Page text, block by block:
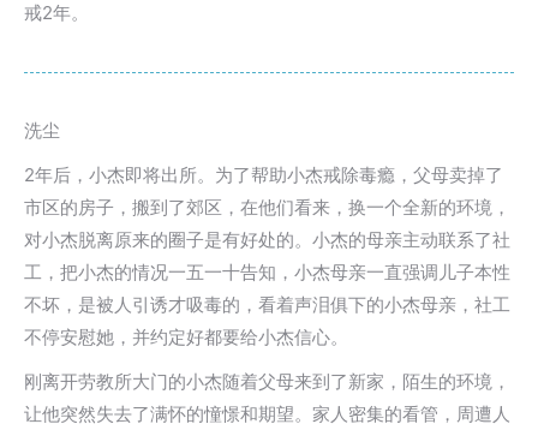
戒2年。
洗尘
2年后，小杰即将出所。为了帮助小杰戒除毒瘾，父母卖掉了
市区的房子，搬到了郊区，在他们看来，换一个全新的环境，
对小杰脱离原来的圈子是有好处的。小杰的母亲主动联系了社
工，把小杰的情况一五一十告知，小杰母亲一直强调儿子本性
不坏，是被人引诱才吸毒的，看着声泪俱下的小杰母亲，社工
不停安慰她，并约定好都要给小杰信心。
刚离开劳教所大门的小杰随着父母来到了新家，陌生的环境，
让他突然失去了满怀的憧憬和期望。家人密集的看管，周遭人